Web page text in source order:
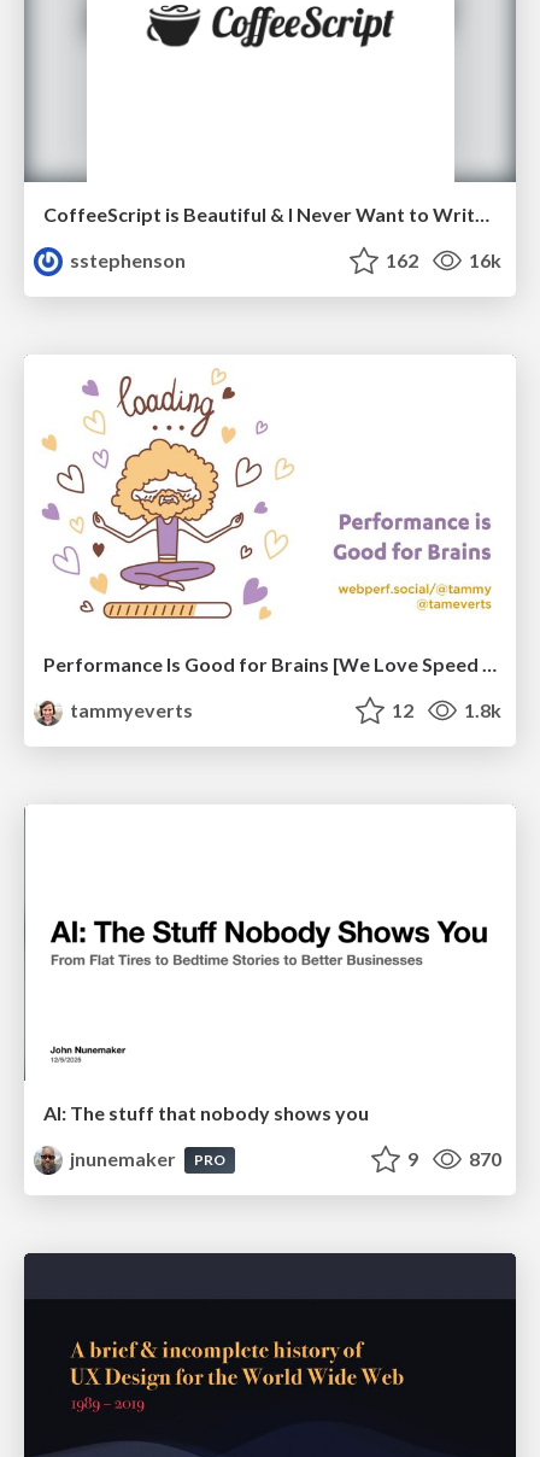
CoffeeScript is Beautiful & I Never Want to Write Plain JavaScript Again
sstephenson
162 16k
Performance Is Good for Brains [We Love Speed 2024]
tammyeverts
12 1.8k
AI: The stuff that nobody shows you
jnunemaker
PRO 9 870